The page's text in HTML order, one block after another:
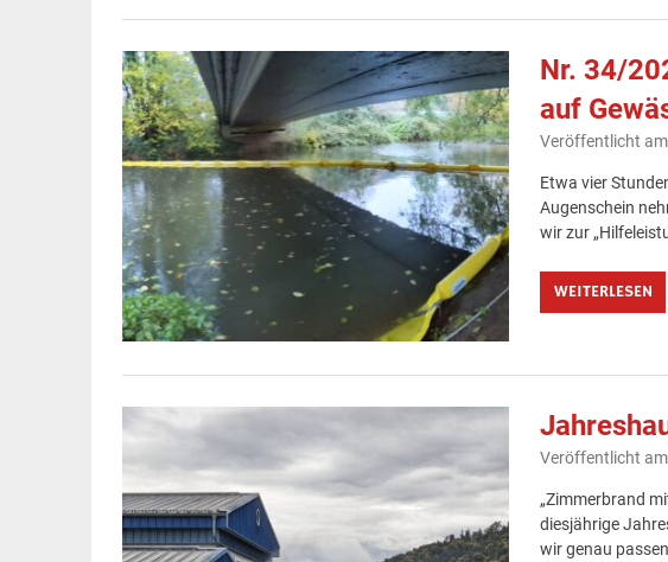
Nr. 34/
auf
Veröffentlicht am
Etwa vier
Augenschein
wir zur
WEITERLESEN
Veröffentlicht
„Zimmerbrand
diesjährige
wir genau